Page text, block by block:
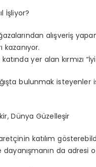
İşliyor?
alışveriş
kazanıyor.
katında yer alan kırmızı “
bulunmak isteyenler
Dünya Güzelleşir
katılım gö
da adresi